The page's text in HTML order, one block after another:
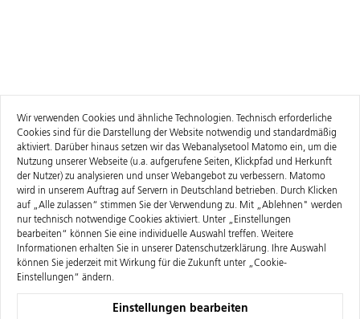
Wir verwenden Cookies und ähnliche Technologien. Technisch erforderliche
Cookies sind für die Darstellung der Website notwendig und standardmäßig
aktiviert. Darüber hinaus setzen wir das Webanalysetool Matomo ein, um die
Nutzung unserer Webseite (u.a. aufgerufene Seiten, Klickpfad und Herkunft
der Nutzer) zu analysieren und unser Webangebot zu verbessern. Matomo
wird in unserem Auftrag auf Servern in Deutschland betrieben. Durch Klicken
auf „Alle zulassen“ stimmen Sie der Verwendung zu. Mit „Ablehnen" werden
nur technisch notwendige Cookies aktiviert. Unter „Einstellungen
bearbeiten“ können Sie eine individuelle Auswahl treffen. Weitere
Informationen erhalten Sie in unserer Datenschutzerklärung. Ihre Auswahl
können Sie jederzeit mit Wirkung für die Zukunft unter „Cookie-
Einstellungen“ ändern.
Einstellungen bearbeiten